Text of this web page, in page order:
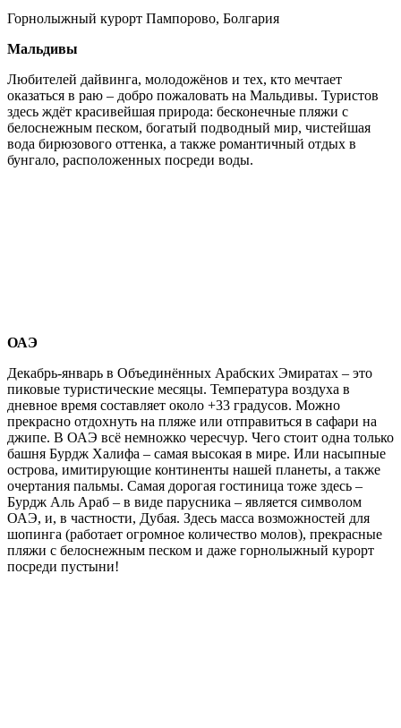
Горнолыжный курорт Пампорово, Болгария
Мальдивы
Любителей дайвинга, молодожёнов и тех, кто мечтает
оказаться в раю – добро пожаловать на Мальдивы. Туристов
здесь ждёт красивейшая природа: бесконечные пляжи с
белоснежным песком, богатый подводный мир, чистейшая
вода бирюзового оттенка, а также романтичный отдых в
бунгало, расположенных посреди воды.
ОАЭ
Декабрь-январь в Объединённых Арабских Эмиратах – это
пиковые туристические месяцы. Температура воздуха в
дневное время составляет около +33 градусов. Можно
прекрасно отдохнуть на пляже или отправиться в сафари на
джипе. В ОАЭ всё немножко чересчур. Чего стоит одна только
башня Бурдж Халифа – самая высокая в мире. Или насыпные
острова, имитирующие континенты нашей планеты, а также
очертания пальмы. Самая дорогая гостиница тоже здесь –
Бурдж Аль Араб – в виде парусника – является символом
ОАЭ, и, в частности, Дубая. Здесь масса возможностей для
шопинга (работает огромное количество молов), прекрасные
пляжи с белоснежным песком и даже горнолыжный курорт
посреди пустыни!